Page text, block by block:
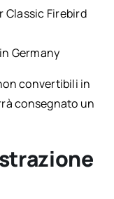
Classic Firebird
Germany
convertibili in
consegnato un